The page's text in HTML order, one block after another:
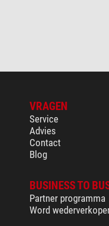
VRAGEN
Service
Advies
Contact
Blog
BUSINESS TO
Partner programma
Word